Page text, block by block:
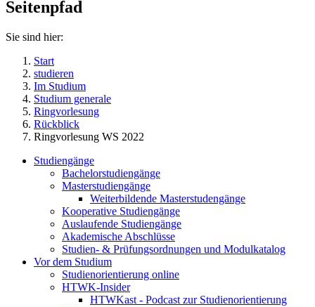
Seitenpfad
Sie sind hier:
Start
studieren
Im Studium
Studium generale
Ringvorlesung
Rückblick
Ringvorlesung WS 2022
Studiengänge
Bachelorstudiengänge
Masterstudiengänge
Weiterbildende Masterstudengänge
Kooperative Studiengänge
Auslaufende Studiengänge
Akademische Abschlüsse
Studien- & Prüfungsordnungen und Modulkatalog
Vor dem Studium
Studienorientierung online
HTWK-Insider
HTWKast - Podcast zur Studienorientierung